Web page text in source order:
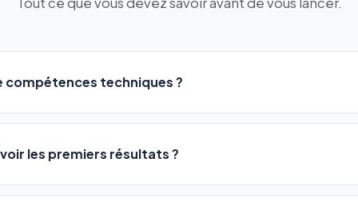
compétences techniques ?
a été conçu pour être accessible àtous les profils:
ou agences. Pas de code, pas de configuration complexe —
votre activité, et le logiciel gère tout en automatique
les premiers résultats ?
observent une amélioration de leur positionnement en4